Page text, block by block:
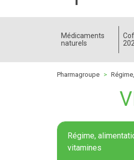
Médicaments
naturels
Pharmagroupe
Régime,
vitamines